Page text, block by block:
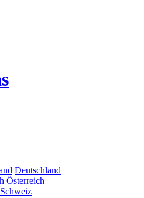
Deutschland
Österreich
Schweiz